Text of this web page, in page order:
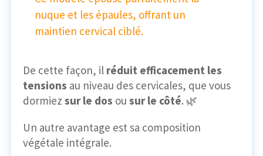
nuque et les épaules, offrant un
maintien cervical ciblé.
De cette façon, il réduit efficacement les
tensions au niveau des cervicales, que vous
dormiez sur le dos ou sur le côté. 🌿
Un autre avantage est sa composition
végétale intégrale.